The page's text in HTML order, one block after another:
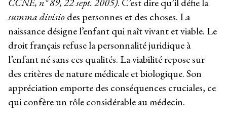
CCNE, n° 89, 22 sept. 2005). C’est dire qu’il défie la
summa divisiodes personnes et des choses. La
naissance désigne l’enfant qui naît vivant et viable. Le
droit français refuse la personnalité juridique à
l’enfant né sans ces qualités. La viabilité repose sur
des critères de nature médicale et biologique. Son
appréciation emporte des conséquences cruciales, ce
qui confère un rôle considérable au médecin.